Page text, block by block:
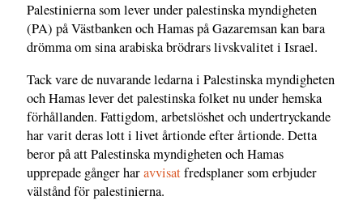
Palestinierna som lever under palestinska myndigheten
(PA) på Västbanken och Hamas på Gazaremsan kan bara
drömma om sina arabiska brödrars livskvalitet i Israel.
Tack vare de nuvarande ledarna i Palestinska myndigheten
och Hamas lever det palestinska folket nu under hemska
förhållanden. Fattigdom, arbetslöshet och undertryckande
har varit deras lott i livet årtionde efter årtionde. Detta
beror på att Palestinska myndigheten och Hamas
upprepade gånger haravvisatfredsplaner som erbjuder
välstånd för palestinierna.